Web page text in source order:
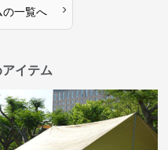
の一覧へ ›
イテム